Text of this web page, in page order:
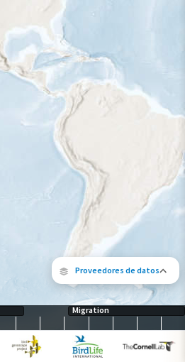
Proveedores de datos
Los siguientes socios contribuyeron
Brecha en los datos de
seguimiento
Viaje de un pájaro rastreado
Abundancia de esta especie
Bajo
Gama de especies por estación
Gama de verano
Rango de invierno
Rango a lo largo del año
Migration